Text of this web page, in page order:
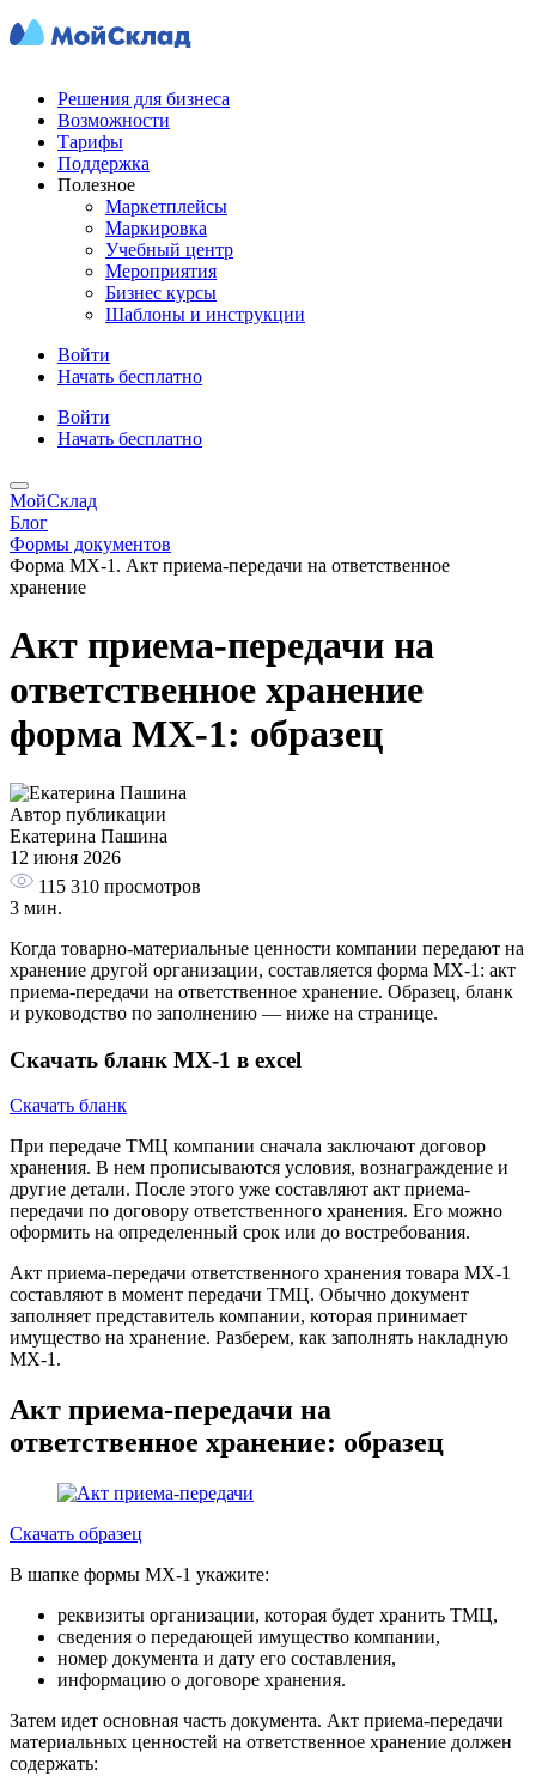
Решения для бизнеса
Возможности
Тарифы
Поддержка
Полезное
Маркетплейсы
Маркировка
Учебный центр
Мероприятия
Бизнес курсы
Шаблоны и инструкции
Войти
Начать бесплатно
Войти
Начать бесплатно
МойСклад
Блог
Формы документов
Форма МХ-1. Акт приема-передачи на ответственное
хранение
Акт приема-передачи на
ответственное хранение
форма МХ-1: образец
Автор публикации
Екатерина Пашина
12 июня 2026
115 310 просмотров
3 мин.
Когда товарно-материальные ценности компании передают на
хранение другой организации, составляется форма МХ-1: акт
приема-передачи на ответственное хранение. Образец, бланк
и руководство по заполнению — ниже на странице.
Скачать бланк МХ-1 в excel
Скачать бланк
При передаче ТМЦ компании сначала заключают договор
хранения. В нем прописываются условия, вознаграждение и
другие детали. После этого уже составляют акт приема-
передачи по договору ответственного хранения. Его можно
оформить на определенный срок или до востребования.
Акт приема-передачи ответственного хранения товара МХ-1
составляют в момент передачи ТМЦ. Обычно документ
заполняет представитель компании, которая принимает
имущество на хранение. Разберем, как заполнять накладную
МХ-1.
Акт приема-передачи на
ответственное хранение: образец
Скачать образец
В шапке формы МХ-1 укажите:
реквизиты организации, которая будет хранить ТМЦ,
сведения о передающей имущество компании,
номер документа и дату его составления,
информацию о договоре хранения.
Затем идет основная часть документа. Акт приема-передачи
материальных ценностей на ответственное хранение должен
содержать: